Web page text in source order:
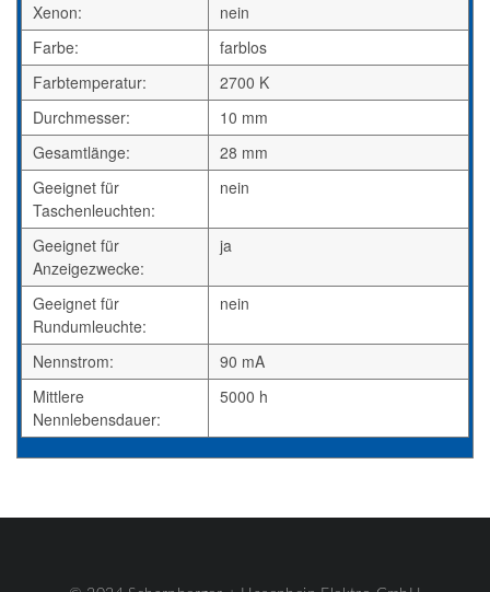
Xenon:
nein
Farbe:
farblos
Farbtemperatur:
2700 K
Durchmesser:
10 mm
Gesamtlänge:
28 mm
Geeignet für
Taschenleuchten:
nein
Geeignet für
Anzeigezwecke:
ja
Geeignet für
Rundumleuchte:
nein
Nennstrom:
90 mA
Mittlere
Nennlebensdauer:
5000 h